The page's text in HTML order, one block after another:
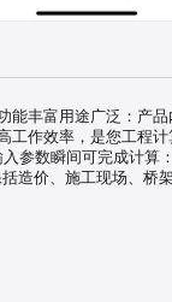
能丰富用途广泛：产
作效率，是您工程计
参数瞬间可完成计算：
造价、施工现场、桥
辑的高级编辑，满足